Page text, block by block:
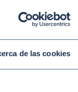
de las cookies
por que
o